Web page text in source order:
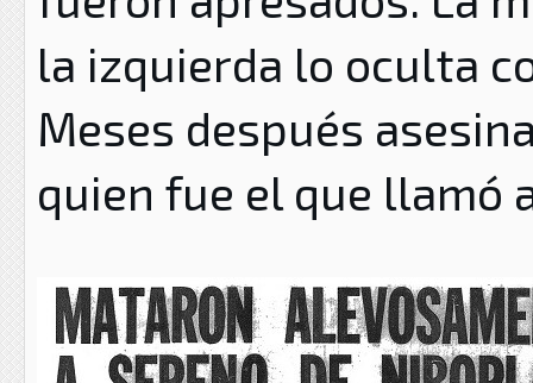
la izquierda lo oculta
Meses después
quien fue el que llamó